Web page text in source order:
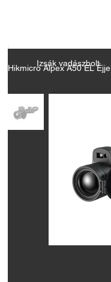
Izsák vadászbolt